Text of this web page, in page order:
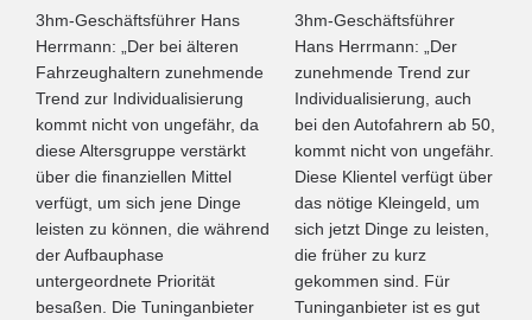
3hm-Geschäftsführer Hans
Herrmann: „Der bei älteren
Fahrzeughaltern zunehmende
Trend zur Individualisierung
kommt nicht von ungefähr, da
diese Altersgruppe verstärkt
über die finanziellen Mittel
verfügt, um sich jene Dinge
leisten zu können, die während
der Aufbauphase
untergeordnete Priorität
besaßen. Die Tuninganbieter
3hm-Geschäftsführer
Hans Herrmann: „Der
zunehmende Trend zur
Individualisierung, auch
bei den Autofahrern ab 50,
kommt nicht von ungefähr.
Diese Klientel verfügt über
das nötige Kleingeld, um
sich jetzt Dinge zu leisten,
die früher zu kurz
gekommen sind. Für
Tuninganbieter ist es gut